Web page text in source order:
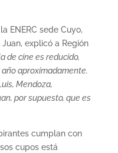
ENERC sede Cuyo,
explicó a Región
de cine es reducido,
aproximadamente.
Mendoza,
por supuesto, que es
cumplan con
cupos está